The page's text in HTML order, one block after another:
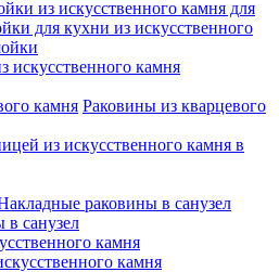
из искусственного камня для
для кухни из искусственного
камня
камня Раковины из кварцевого
из искусственного камня в
раковины в санузел
санузел
камня
камня